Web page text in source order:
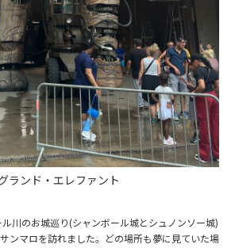
ランド・エレファント
川のお城巡り(シャンボール城とシュノンソー城)
ンマロを訪れました。どの場所も夢に見ていた場